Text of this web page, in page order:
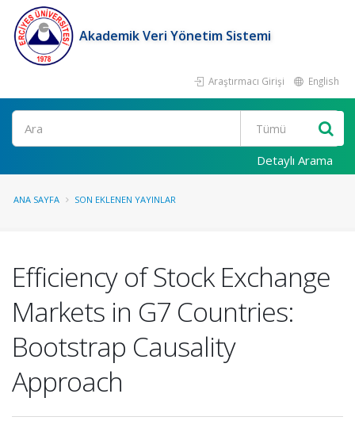
Akademik Veri Yönetim Sistemi
Araştırmacı Girişi English
Ara
Detaylı Arama
ANA SAYFA SON EKLENEN YAYINLAR
Efficiency of Stock Exchange
Markets in G7 Countries:
Bootstrap Causality
Approach